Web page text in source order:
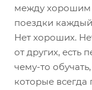
между хорошим
поездки каждый
Нет хороших.
от других, есть
чему-то
которые всегда